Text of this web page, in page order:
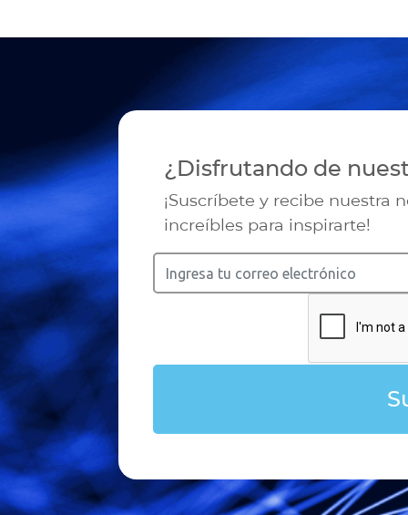
¿Disfrutando de
¡Suscríbete y recibe nuestra
increíbles para inspirarte!